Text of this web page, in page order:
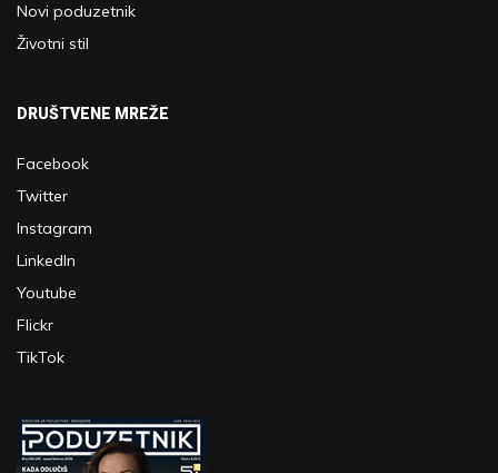
Novi poduzetnik
Životni stil
DRUŠTVENE MREŽE
Facebook
Twitter
Instagram
LinkedIn
Youtube
Flickr
TikTok